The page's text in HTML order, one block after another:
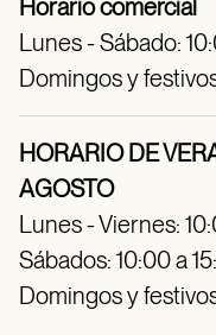
Horario comercial
Lunes - Sábado:
Domingos y
HORARIO DE
AGOSTO
Lunes - Viernes:
Sábados: 10:00 a
Domingos y